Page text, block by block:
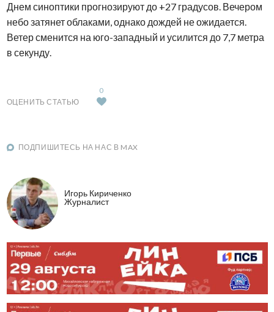
Днем синоптики прогнозируют до +27 градусов. Вечером
небо затянет облаками, однако дождей не ожидается.
Ветер сменится на юго-западный и усилится до 7,7 метра
в секунду.
ОЦЕНИТЬ СТАТЬЮ
0
ПОДПИШИТЕСЬ НА НАС В MAX
Игорь Кириченко
Журналист